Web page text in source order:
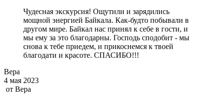
Чудесная экскурсия! Ощутили и зарядились
мощной энергией Байкала. Как-будто побывали в
другом мире. Байкал нас принял к себе в гости, и
мы ему за это благодарны. Господь сподобит - мы
снова к тебе приедем, и прикоснемся к твоей
благодати и красоте. СПАСИБО!!!
Вера
4 мая 2023
от Вера